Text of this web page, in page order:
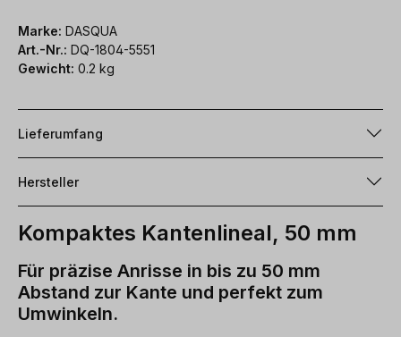
Marke: DASQUA
Art.-Nr.: DQ-1804-5551
Gewicht: 0.2 kg
Lieferumfang
Hersteller
Kompaktes Kantenlineal, 50 mm
Für präzise Anrisse in bis zu 50 mm
Abstand zur Kante und perfekt zum
Umwinkeln.